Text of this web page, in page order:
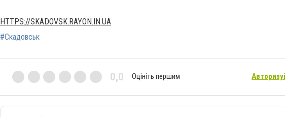
HTTPS://SKADOVSK.RAYON.IN.UA
#Скадовськ
0,0 Оцініть першим